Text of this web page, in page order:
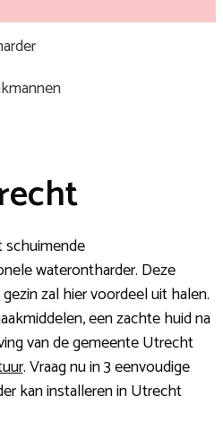
waterontharder. Deze
zal hier voordeel uit halen.
een zachte huid na
van de gemeente Utrecht
. Vraag nu in 3 eenvoudige
kan installeren in Utrecht